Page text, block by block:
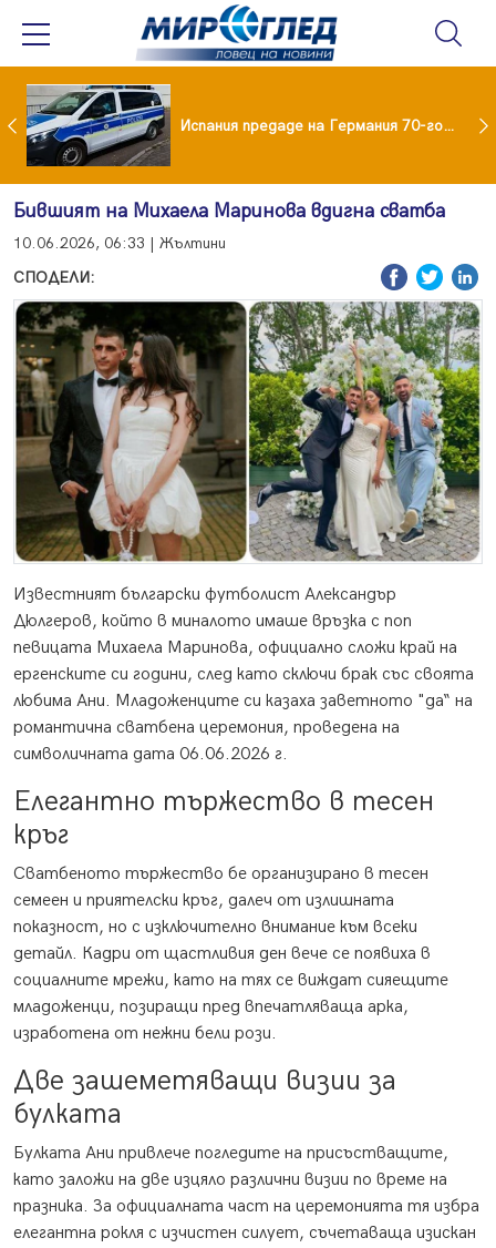
Нови пътни такси в Румъния от 31 август: Колко ще плащат камионите и колите Испания предаде на Германия 70-годишен заподозрян за банков обир
Бившият на Михаела Маринова вдигна сватба
10.06.2026, 06:33 | Жълтини
СПОДЕЛИ:
Известният български футболист Александър
Дюлгеров, който в миналото имаше връзка с поп
певицата Михаела Маринова, официално сложи край на
ергенските си години, след като сключи брак със своята
любима Ани. Младоженците си казаха заветното "да“ на
романтична сватбена церемония, проведена на
символичната дата 06.06.2026 г.
Елегантно тържество в тесен
кръг
Сватбеното тържество бе организирано в тесен
семеен и приятелски кръг, далеч от излишната
показност, но с изключително внимание към всеки
детайл. Кадри от щастливия ден вече се появиха в
социалните мрежи, като на тях се виждат сияещите
младоженци, позиращи пред впечатляваща арка,
изработена от нежни бели рози.
Две зашеметяващи визии за
булката
Булката Ани привлече погледите на присъстващите,
като заложи на две изцяло различни визии по време на
празника. За официалната част на церемонията тя избра
елегантна рокля с изчистен силует, съчетаваща изискан